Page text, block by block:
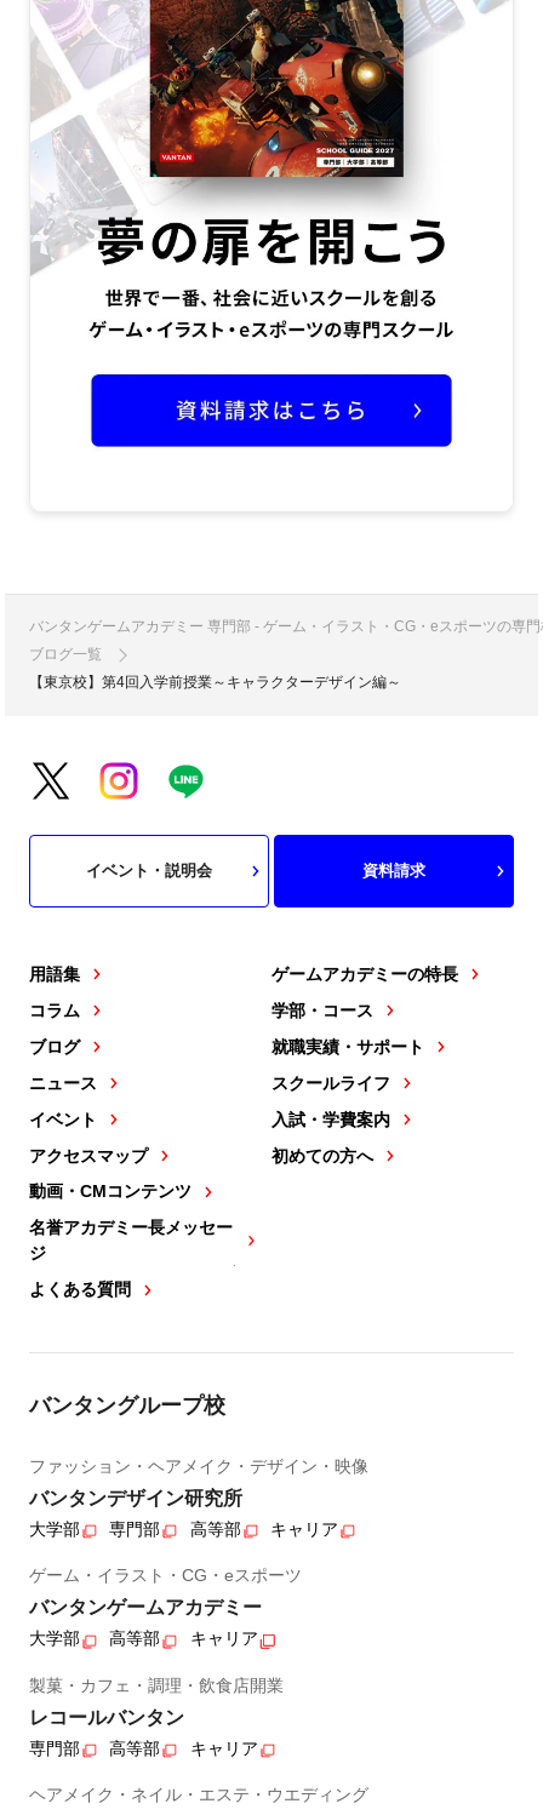
バンタンゲームアカデミー 専門部 - ゲーム・イラスト・CG・eスポーツの専
ブログ一覧
【東京校】第4回入学前授業～キャラクターデザイン編～
用語集
コラム
ブログ
ニュース
イベント
アクセスマップ
動画・CMコンテンツ
名誉アカデミー長メッセー
ジ
よくある質問
ゲームアカデミーの特長
学部・コース
就職実績・サポート
スクールライフ
入試・学費案内
初めての方へ
イベント・説明会 資料請求
バンタングループ校
ファッション・ヘアメイク・デザイン・映像
バンタンデザイン研究所
大学部 専門部 高等部 キャリア
ゲーム・イラスト・CG・eスポーツ
バンタンゲームアカデミー
大学部 高等部 キャリア
製菓・カフェ・調理・飲食店開業
レコールバンタン
専門部 高等部 キャリア
ヘアメイク・ネイル・エステ・ウエディング